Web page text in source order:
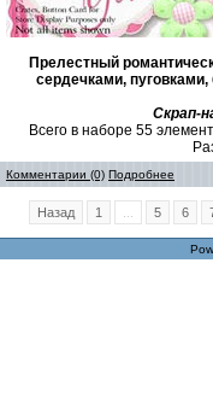
Прелестный
сердечками,
Скрап-
Всего в наборе 55
Комментарии (0) Подробнее
Назад 1 5 6